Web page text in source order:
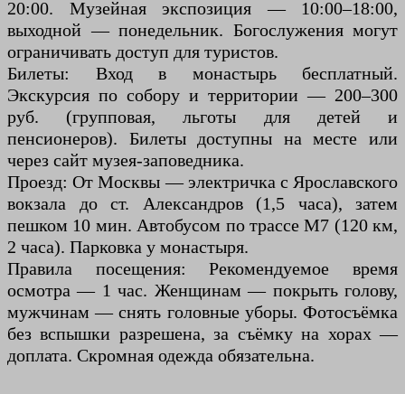
20:00. Музейная экспозиция — 10:00–18:00,
выходной — понедельник. Богослужения могут
ограничивать доступ для туристов.
Билеты: Вход в монастырь бесплатный.
Экскурсия по собору и территории — 200–300
руб. (групповая, льготы для детей и
пенсионеров). Билеты доступны на месте или
через сайт музея-заповедника.
Проезд: От Москвы — электричка с Ярославского
вокзала до ст. Александров (1,5 часа), затем
пешком 10 мин. Автобусом по трассе М7 (120 км,
2 часа). Парковка у монастыря.
Правила посещения: Рекомендуемое время
осмотра — 1 час. Женщинам — покрыть голову,
мужчинам — снять головные уборы. Фотосъёмка
без вспышки разрешена, за съёмку на хорах —
доплата. Скромная одежда обязательна.